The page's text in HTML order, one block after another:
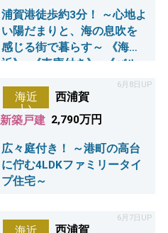
浦賀港徒歩約3分！ ～心地よ
い陽だまりと、海の息吹を
感じる街で暮らす～ 《海
近》×《車庫付き》×《バル
6月8日UP
海近
い
西浦賀
新築戸建 2,790万円
広々庭付き！ ～港町の高台
に佇む4LDKファミリータイ
プ住宅～
6月7日UP
西浦賀